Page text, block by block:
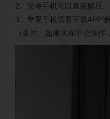
2、安卓手机可以直接解压
3、苹果手机需要下载APP“
（备注：如果实在不会操作